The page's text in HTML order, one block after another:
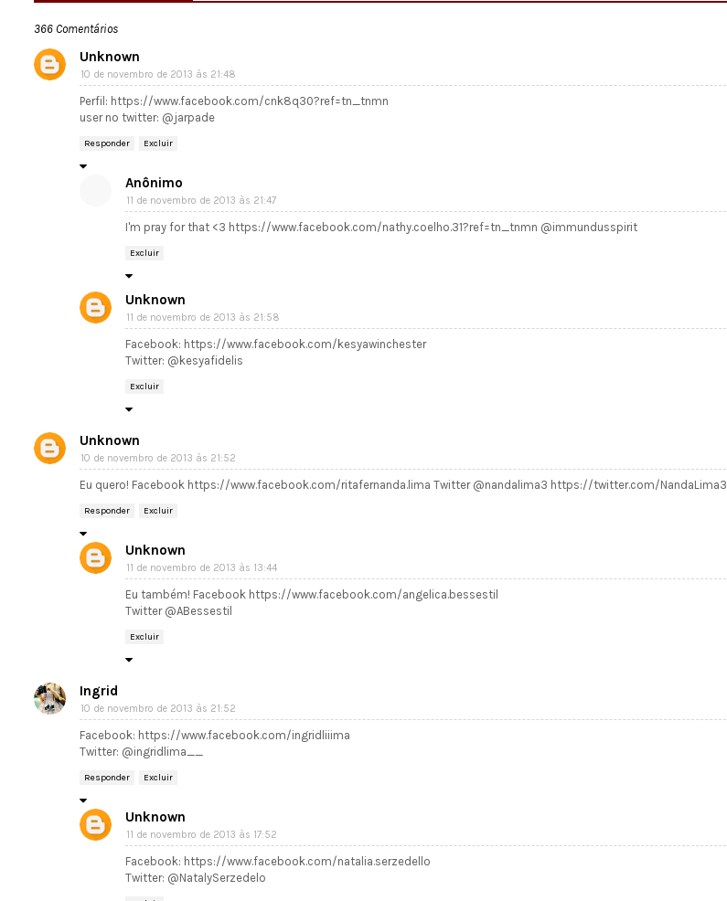
366 Comentários
Unknown
10 de novembro de 2013 às 21:48
Perfil: https://www.facebook.com/cnk8q30?ref=tn_tnmn
user no twitter: @jarpade
Responder Excluir
Anônimo
11 de novembro de 2013 às 21:47
I'm pray for that <3 https://www.facebook.com/nathy.coelho.31?ref=tn_tnmn @immundusspirit
Excluir
Unknown
11 de novembro de 2013 às 21:58
Facebook: https://www.facebook.com/kesyawinchester
Twitter: @kesyafidelis
Excluir
Unknown
10 de novembro de 2013 às 21:52
Eu quero! Facebook https://www.facebook.com/ritafernanda.lima Twitter @nandalima3 https://twitter.com/NandaLima3
Responder Excluir
Unknown
11 de novembro de 2013 às 13:44
Eu também! Facebook https://www.facebook.com/angelica.bessestil
Twitter @ABessestil
Excluir
Ingrid
10 de novembro de 2013 às 21:52
Facebook: https://www.facebook.com/ingridliiima
Twitter: @ingridlima__
Responder Excluir
Unknown
11 de novembro de 2013 às 17:52
Facebook: https://www.facebook.com/natalia.serzedello
Twitter: @NatalySerzedelo